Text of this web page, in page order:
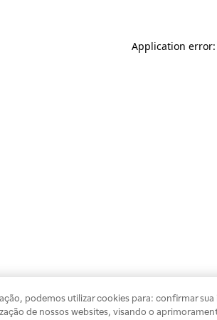
Application
podemos utilizar cookies para: confirmar
de nossos websites, visando o